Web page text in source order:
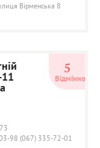
Вірменська 8
98 (067) 335-72-01
5
Відмінно